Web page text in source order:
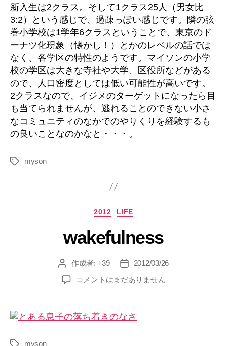
新入生は2クラス。そして1クラス25人（男女比
3:2）という感じで、過疎っぽい感じです。隣の弦
巻小学校は1学年6クラスということで、東京のド
ーナツ化現象（懐かし！）とかのレベルの話では
なく、各学区の特性のようです。マイソンの小学
校の学区は大きな寺社や大学、区役所などがある
ので、人口密度としては低い可能性が高いです。
2クラスなので、イジメのターゲットになったら目
も当てられませんが、逃れることのできない小さ
なコミュニティのなかでのやりくりを経験するも
の良いことなのかなと・・・。
タ
myson
カ
ゴ
リ
2012 LIFE
wakefulness
投
稿
者
作成者: +39
投
稿
日
2012/03/26
wakefulness
コメントはまだありません
myson